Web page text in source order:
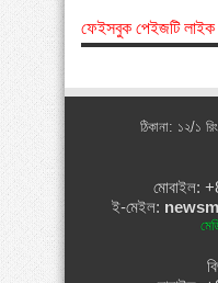
ফেইসবুক পেইজটি
ঠিকানা: ১২/১
মোবাইল:
ই-মেইল: